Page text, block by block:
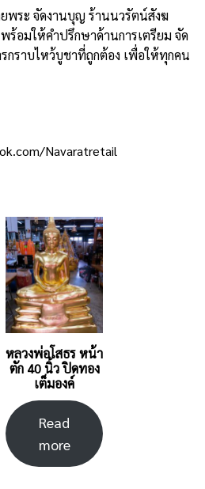
พระ จัดงานบุญ ร้านนวรัตน์สังฆ
ร้อมให้คำปรึกษาด้านการเตรียม จัด
กราบไหว้บูชาที่ถูกต้อง เพื่อให้ทุกคน
Navaratretail
หลวงพ่อโสธร หน้า
ตัก 40 นิ้ว ปิดทอง
เต็มองค์
Read
more